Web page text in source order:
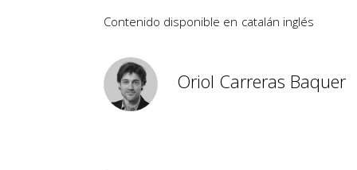
Contenido disponible en catalán inglés
Oriol Carreras Baquer